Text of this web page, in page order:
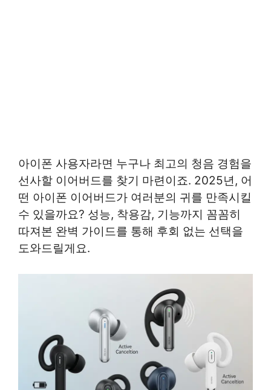
아이폰 사용자라면 누구나 최고의 청음 경험을
선사할 이어버드를 찾기 마련이죠. 2025년, 어
떤 아이폰 이어버드가 여러분의 귀를 만족시킬
수 있을까요? 성능, 착용감, 기능까지 꼼꼼히
따져본 완벽 가이드를 통해 후회 없는 선택을
도와드릴게요.